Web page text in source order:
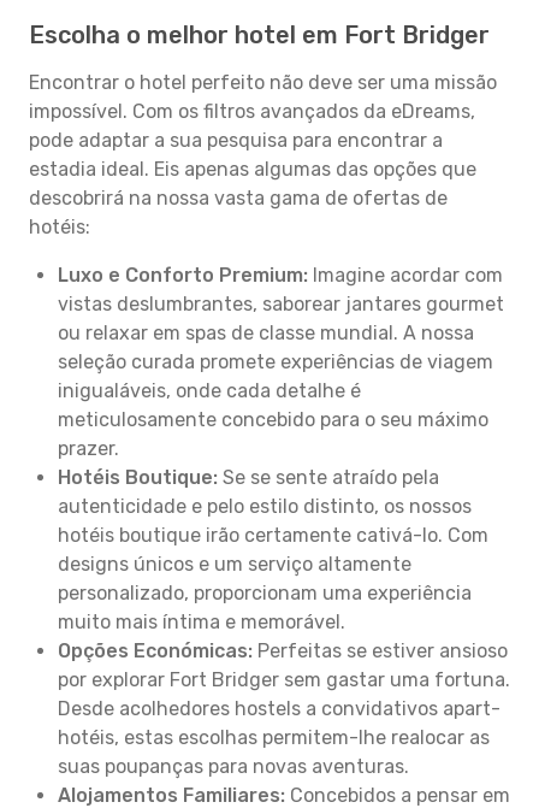
Escolha o melhor hotel em Fort Bridger
Encontrar o hotel perfeito não deve ser uma missão
impossível. Com os filtros avançados da eDreams,
pode adaptar a sua pesquisa para encontrar a
estadia ideal. Eis apenas algumas das opções que
descobrirá na nossa vasta gama de ofertas de
hotéis:
Luxo e Conforto Premium: Imagine acordar com
vistas deslumbrantes, saborear jantares gourmet
ou relaxar em spas de classe mundial. A nossa
seleção curada promete experiências de viagem
inigualáveis, onde cada detalhe é
meticulosamente concebido para o seu máximo
prazer.
Hotéis Boutique: Se se sente atraído pela
autenticidade e pelo estilo distinto, os nossos
hotéis boutique irão certamente cativá-lo. Com
designs únicos e um serviço altamente
personalizado, proporcionam uma experiência
muito mais íntima e memorável.
Opções Económicas: Perfeitas se estiver ansioso
por explorar Fort Bridger sem gastar uma fortuna.
Desde acolhedores hostels a convidativos apart-
hotéis, estas escolhas permitem-lhe realocar as
suas poupanças para novas aventuras.
Alojamentos Familiares: Concebidos a pensar em